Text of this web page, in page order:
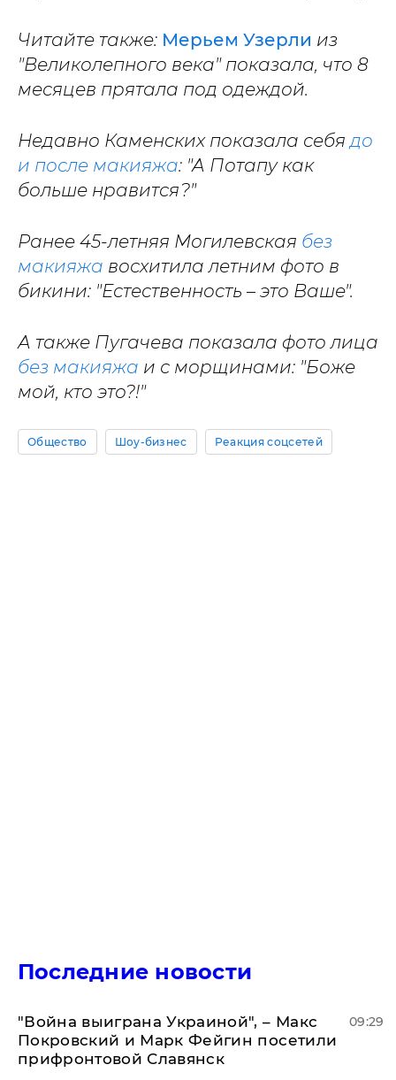
Читайте также: Мерьем Узерли из
"Великолепного века" показала, что 8
месяцев прятала под одеждой.
Недавно Каменских показала себядо
и после макияжа: "А Потапу как
больше нравится?"
Ранее 45-летняя Могилевская без
макияжа восхитила летним фото в
бикини: "Естественность – это Ваше".
А также Пугачева показала фото лица
без макияжа и с морщинами: "Боже
мой, кто это?!"
Общество Шоу-бизнес Реакция соцсетей
Последние новости
"Война выиграна Украиной", – Макс
Покровский и Марк Фейгин посетили
прифронтовой Славянск
09:29